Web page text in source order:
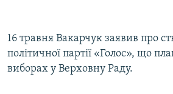
16 травня Вакарчук заявив про
політичної партії «Голос», що
виборах у Верховну Раду.